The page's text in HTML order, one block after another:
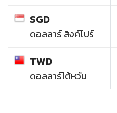
SGD
ดอลลาร์ สิงค์โปร์
TWD
ดอลลาร์ไต้หวัน